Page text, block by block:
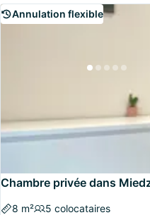
Annulation flexible
Chambre privée dans
8 m² 5 colocataires